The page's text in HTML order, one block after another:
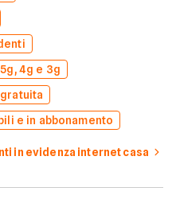
4g e 3g
e in abbonamento
in evidenza internet casa